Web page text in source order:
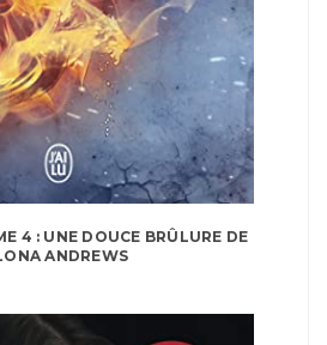
4 : UNE DOUCE BRÛLURE DE
ANDREWS